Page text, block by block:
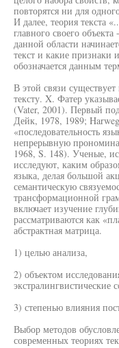
повторятся ни для
И далее, теория текста
главного своего
данной области
текст и какие признаки
обозначается данным
В этой связи
тексту. X. Фатер
(Vater, 2001). Первый
Дейк, 1978, 1989;
«последовательность
непрерывную
1968, S. 148). Ученые,
исследуют, каким
языка, делая большой
семантическую
трансформационной
включает изучение
рассматриваются как
абстрактная матрица.
1) целью анализа,
2) объектом
экстралингвистические
3) степенью влияния
Выбор методов
современных теориях